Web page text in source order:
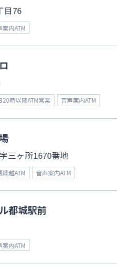
目76
案内ATM
20時以降ATM営業 音声案内ATM
三ヶ所1670番地
繰越ATM 音声案内ATM
都城駅前
案内ATM